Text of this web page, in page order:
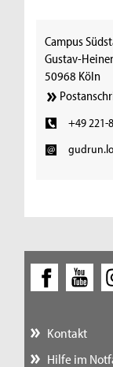
Campus
Gustav-
50968 Köln
+49 221-
Kontakt
Hilfe im